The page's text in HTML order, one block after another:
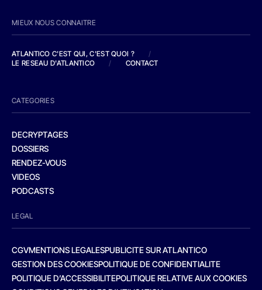
MIEUX NOUS CONNAITRE
ATLANTICO C'EST QUI, C'EST QUOI ?
/
LE RESEAU D'ATLANTICO
/ CONTACT
CATEGORIES
DECRYPTAGES
DOSSIERS
RENDEZ-VOUS
VIDEOS
PODCASTS
LEGAL
CGVMENTIONS LEGALESPUBLICITE SUR ATLANTICO
GESTION DES COOKIESPOLITIQUE DE CONFIDENTIALITE
POLITIQUE D’ACCESSIBILITEPOLITIQUE RELATIVE AUX COOKIES